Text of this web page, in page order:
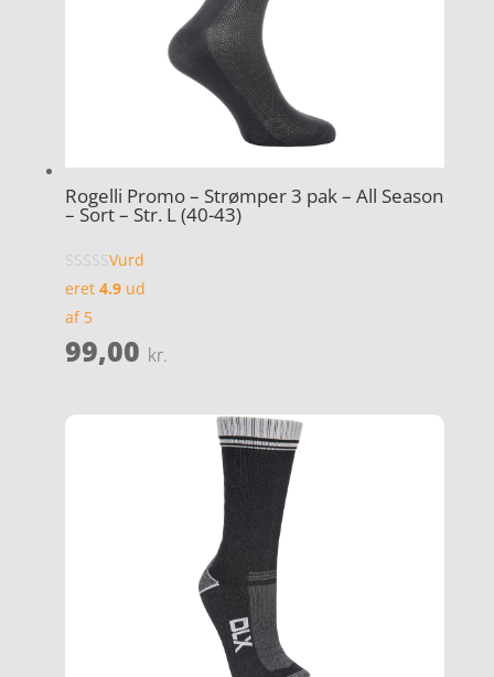
Rogelli Promo – Strømper 3 pak – All Season
– Sort – Str. L (40-43)
Vurd
eret 4.9ud
af 5
99,00 kr.